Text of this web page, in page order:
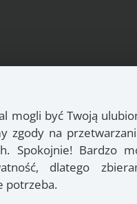
vc_column][/
Regulamin
mogli być Twoją
zgody na
Spokojnie! Bardzo
dlatego
potrzeba.